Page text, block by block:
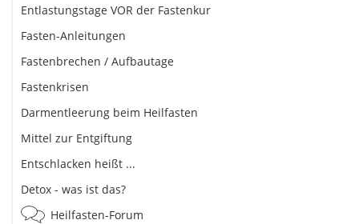
Entlastungstage VOR der Fastenkur
Fasten-Anleitungen
Fastenbrechen / Aufbautage
Fastenkrisen
Darmentleerung beim Heilfasten
Mittel zur Entgiftung
Entschlacken heißt ...
Detox - was ist das?
Heilfasten-Forum